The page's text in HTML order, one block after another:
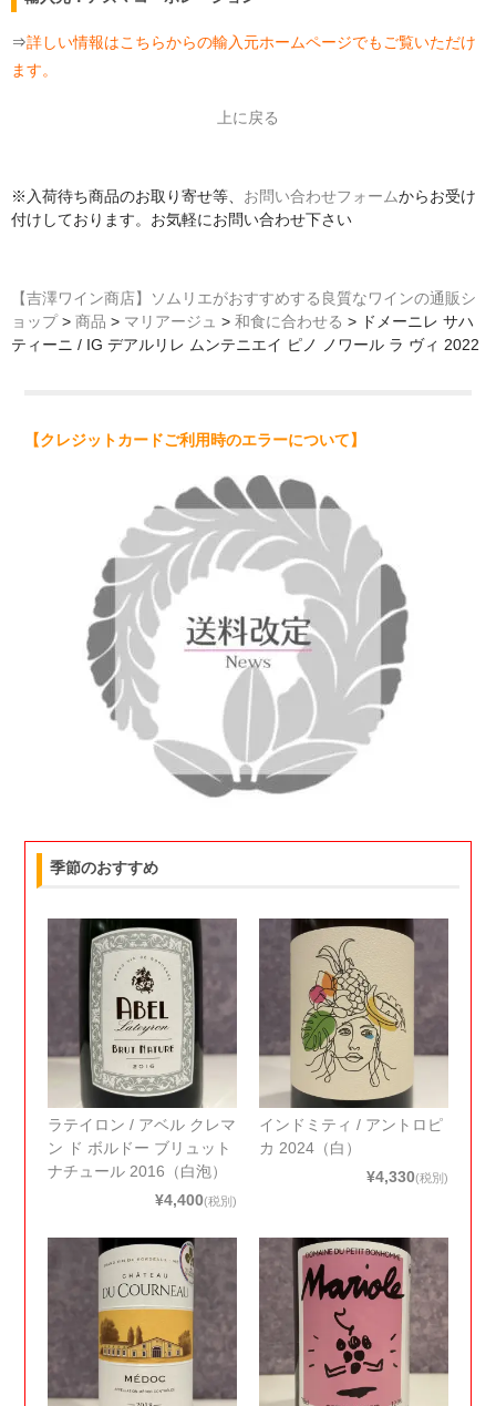
⇒詳しい情報はこちらからの輸入元ホームページでもご覧いただけ
ます。
上に戻る
※入荷待ち商品のお取り寄せ等、 お問い合わせフォームからお受け
付けしております。お気軽にお問い合わせ下さい
【吉澤ワイン商店】ソムリエがおすすめする良質なワインの通販シ
ョップ> 商品 > マリアージュ > 和食に合わせる > ドメーニレ サハ
ティーニ / IG デアルリレ ムンテニエイ ピノ ノワール ラ ヴィ 2022
【クレジットカードご利用時のエラーについて】
季節のおすすめ
ラテイロン / アベル クレマ
ン ド ボルドー ブリュット
ナチュール 2016（白泡）
¥4,400(税別)
インドミティ / アントロピ
カ 2024（白）
¥4,330(税別)